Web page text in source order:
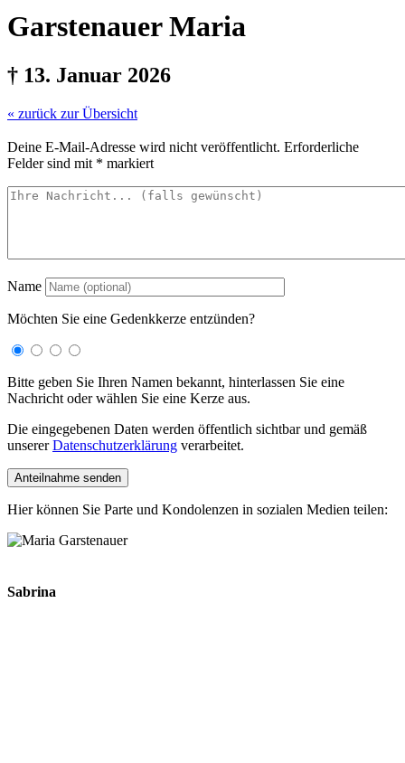
GarstenauerMaria
† 13. Januar 2026
« zurück zur Übersicht
Deine E-Mail-Adresse wird nicht veröffentlicht. Erforderliche
Felder sind mit * markiert
Name
Möchten Sie eine Gedenkkerze entzünden?
Bitte geben Sie Ihren Namen bekannt, hinterlassen Sie eine
Nachricht oder wählen Sie eine Kerze aus.
Die eingegebenen Daten werden öffentlich sichtbar und gemäß
unsererDatenschutzerklärung verarbeitet.
Hier können Sie Parte und Kondolenzen in sozialen Medien teilen:
Sabrina